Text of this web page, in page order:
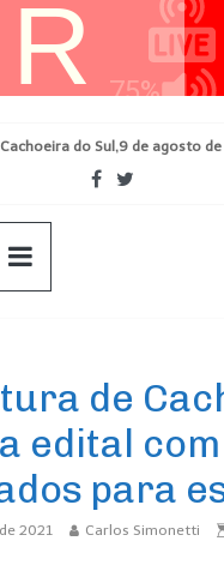
Cachoeira do Sul,9 de agosto
de
edital com
para
2021 Carlos Simonetti